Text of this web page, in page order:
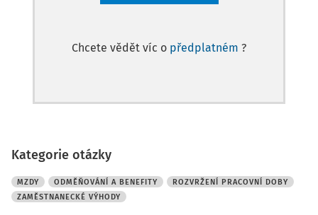
Chcete vědět víc o předplatném ?
Kategorie otázky
MZDY ODMĚŇOVÁNÍ A BENEFITY
ROZVRŽENÍ PRACOVNÍ DOBY
ZAMĚSTNANECKÉ VÝHODY